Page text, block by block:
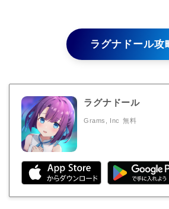
ラグナドール攻
ラグナドール
Grams, Inc 無料